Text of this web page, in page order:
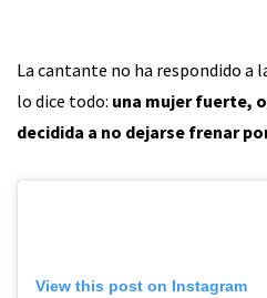
La cantante no ha respondido a
lo dice todo: una mujer fuerte,
decidida a no dejarse frenar
View this post on Instagram